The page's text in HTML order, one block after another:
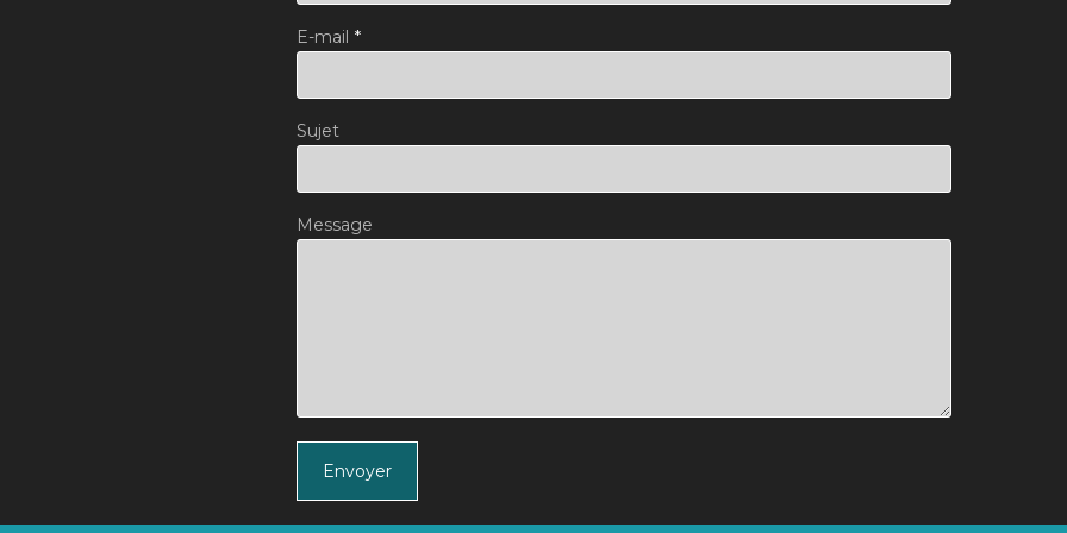
E-mail *
Sujet
Message
Envoyer